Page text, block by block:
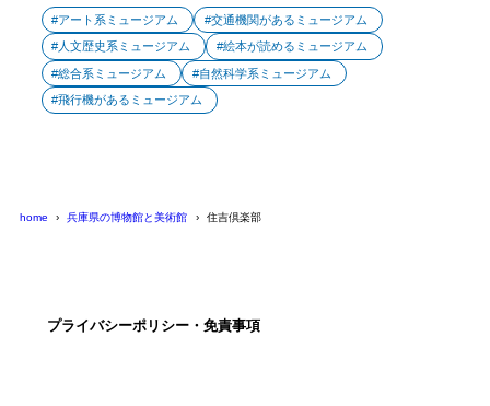
アート系ミュージアム 交通機関があるミュージアム
人文歴史系ミュージアム 絵本が読めるミュージアム
総合系ミュージアム 自然科学系ミュージアム
飛行機があるミュージアム
home 兵庫県の博物館と美術館 住吉倶楽部
プライバシーポリシー・免責事項